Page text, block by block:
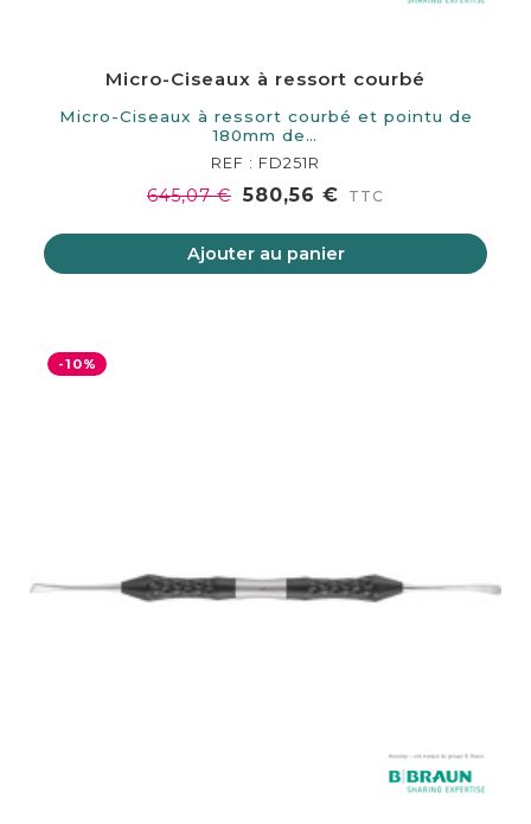
Micro-Ciseaux à ressort courbé
Micro-Ciseaux à ressort courbé et pointu de
180mm de…
REF : FD251R
645,07 € 580,56 € TTC
Ajouter au panier
-10%